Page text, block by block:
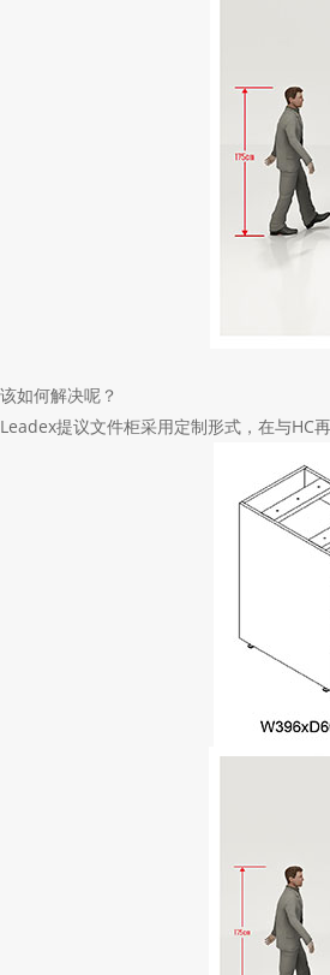
该如何解决呢？
Leadex提议文件柜采用定制形式，在与HC